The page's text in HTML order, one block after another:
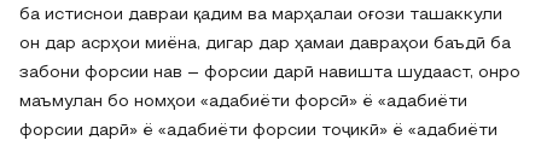
ба истиснои давраи қадим ва марҳалаи оғози ташаккули
он дар асрҳои миёна, дигар дар ҳамаи давраҳои баъдӣ ба
забони форсии нав – форсии дарӣ навишта шудааст, онро
маъмулан бо номҳои «адабиёти форсӣ» ё «адабиёти
форсии дарӣ» ё «адабиёти форсии тоҷикӣ» ё «адабиёти